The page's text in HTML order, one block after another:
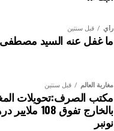
رأي قبل سنتين
ما غفل عنه السيد مصطفى
مغاربة العالم قبل سنتين
مكتب الصرف:تحويلات
بالخارج تفوق
نونبر